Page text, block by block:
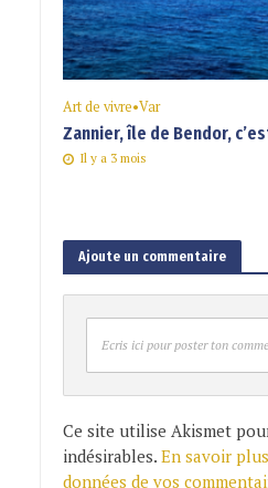
Art de vivre•Var
Zannier, île de Bendor,
Il y a 3 mois
Ajoute un commentaire
Ecris ici pour poster ton
Ce site utilise Akismet
indésirables. En savoir
données de vos